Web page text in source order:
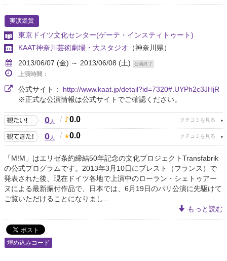
実演鑑賞
東京ドイツ文化センター(ゲーテ・インスティトゥート)
KAAT神奈川芸術劇場・大スタジオ （神奈川県）
2013/06/07 (金) ～ 2013/06/08 (土)
公演終了
上演時間：
公式サイト： http://www.kaat.jp/detail?id=7320#.UYPh2c3JHjR
※正式な公演情報は公式サイトでご確認ください。
0人 / 0.0
0人 / 0.0
「M!M」はエリゼ条約締結50年記念の文化プロジェクトTransfabrik
の公式プログラムです。2013年3月10日にブレスト（フランス）で
発表された後、現在ドイツ各地で上演中のローラン・シェトゥアー
ヌによる最新振付作品で、日本では、6月19日のパリ公演に先駆けて
ご覧いただけることになりまし...
もっと読む
埋め込みコード